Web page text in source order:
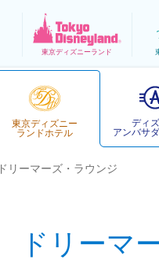
東京ディズニーランド
東京ディズニー
ランドホテル
ディ
アンバサ
ドリーマーズ・ラウンジ
ドリーマ